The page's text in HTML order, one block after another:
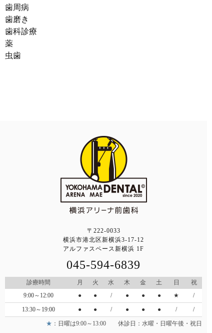
歯周病
歯磨き
歯科診療
薬
虫歯
〒222-0033
横浜市港北区新横浜3-17-12
アルファスペース新横浜 1F
045-594-6839
診療時間 月 火 水 木 金 土 日
祝
9:00～12:00
● ● / ● ● ● ★
/
13:30～19:00
● ● / ● ● ● /
/
★ ：日曜は9:00～13:00 休診日：水曜・日曜午後・祝日